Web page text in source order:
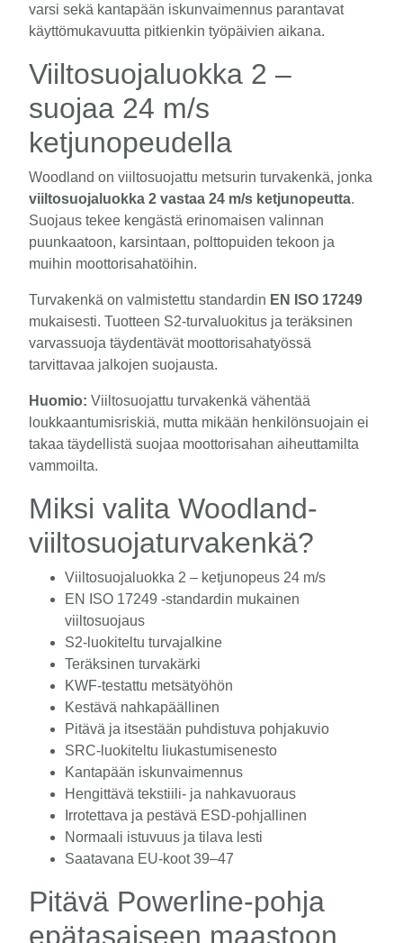
varsi sekä kantapään iskunvaimennus parantavat
käyttömukavuutta pitkienkin työpäivien aikana.
Viiltosuojaluokka 2 –
suojaa 24 m/s
ketjunopeudella
Woodland on viiltosuojattu metsurin turvakenkä, jonka
viiltosuojaluokka 2 vastaa 24 m/s ketjunopeutta.
Suojaus tekee kengästä erinomaisen valinnan
puunkaatoon, karsintaan, polttopuiden tekoon ja
muihin moottorisahatöihin.
Turvakenkä on valmistettu standardin EN ISO 17249
mukaisesti. Tuotteen S2-turvaluokitus ja teräksinen
varvassuoja täydentävät moottorisahatyössä
tarvittavaa jalkojen suojausta.
Huomio: Viiltosuojattu turvakenkä vähentää
loukkaantumisriskiä, mutta mikään henkilönsuojain ei
takaa täydellistä suojaa moottorisahan aiheuttamilta
vammoilta.
Miksi valita Woodland-
viiltosuojaturvakenkä?
Viiltosuojaluokka 2 – ketjunopeus 24 m/s
EN ISO 17249 -standardin mukainen
viiltosuojaus
S2-luokiteltu turvajalkine
Teräksinen turvakärki
KWF-testattu metsätyöhön
Kestävä nahkapäällinen
Pitävä ja itsestään puhdistuva pohjakuvio
SRC-luokiteltu liukastumisenesto
Kantapään iskunvaimennus
Hengittävä tekstiili- ja nahkavuoraus
Irrotettava ja pestävä ESD-pohjallinen
Normaali istuvuus ja tilava lesti
Saatavana EU-koot 39–47
Pitävä Powerline-pohja
epätasaiseen maastoon